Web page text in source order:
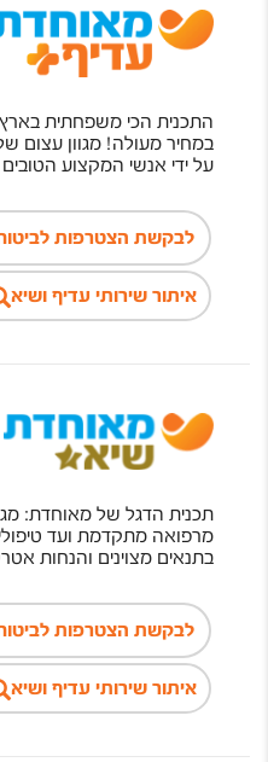
התכנית הכי משפחתית
במחיר מעולה! מגוון עצום
על ידי אנשי המקצוע
לבקשת הצטרפות
איתור שירותי עדיף ושיא
תכנית הדגל של מאוחדת:
מרפואה מתקדמת ועד
בתנאים מצוינים והנחות
לבקשת הצטרפות
איתור שירותי עדיף ושיא